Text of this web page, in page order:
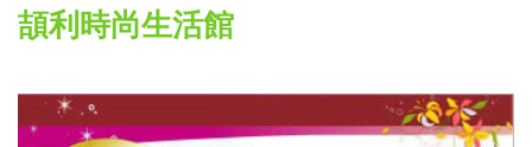
頡利時尚生活館